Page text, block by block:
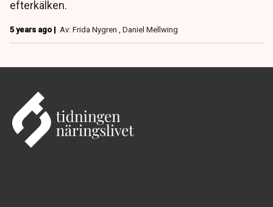
efterkälken.
5 years ago | Av: Frida Nygren , Daniel Mellwing